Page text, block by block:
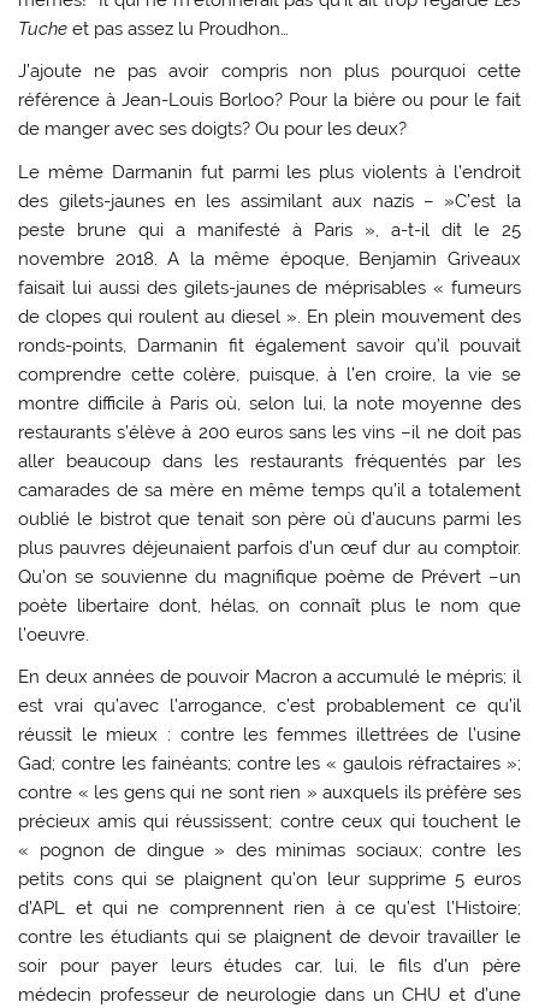
Tuche et pas assez lu Proudhon…
J’ajoute ne pas avoir compris non plus pourquoi cette
référence à Jean-Louis Borloo? Pour la bière ou pour le fait
de manger avec ses doigts? Ou pour les deux?
Le même Darmanin fut parmi les plus violents à l’endroit
des gilets-jaunes en les assimilant aux nazis – »C’est la
peste brune qui a manifesté à Paris », a-t-il dit le 25
novembre 2018. A la même époque, Benjamin Griveaux
faisait lui aussi des gilets-jaunes de méprisables « fumeurs
de clopes qui roulent au diesel ». En plein mouvement des
ronds-points, Darmanin fit également savoir qu’il pouvait
comprendre cette colère, puisque, à l’en croire, la vie se
montre difficile à Paris où, selon lui, la note moyenne des
restaurants s’élève à 200 euros sans les vins –il ne doit pas
aller beaucoup dans les restaurants fréquentés par les
camarades de sa mère en même temps qu’il a totalement
oublié le bistrot que tenait son père où d’aucuns parmi les
plus pauvres déjeunaient parfois d’un œuf dur au comptoir.
Qu’on se souvienne du magnifique poème de Prévert –un
poète libertaire dont, hélas, on connaît plus le nom que
l’oeuvre.
En deux années de pouvoir Macron a accumulé le mépris; il
est vrai qu’avec l’arrogance, c’est probablement ce qu’il
réussit le mieux : contre les femmes illettrées de l’usine
Gad; contre les fainéants; contre les « gaulois réfractaires »;
contre « les gens qui ne sont rien » auxquels ils préfère ses
précieux amis qui réussissent; contre ceux qui touchent le
« pognon de dingue » des minimas sociaux; contre les
petits cons qui se plaignent qu’on leur supprime 5 euros
d’APL et qui ne comprennent rien à ce qu’est l’Histoire;
contre les étudiants qui se plaignent de devoir travailler le
soir pour payer leurs études car, lui, le fils d’un père
médecin professeur de neurologie dans un CHU et d’une